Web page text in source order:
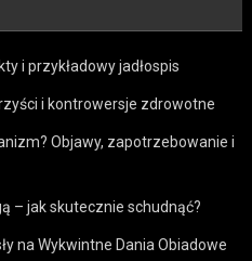
i przykładowy jadłospis
i kontrowersje zdrowotne
Objawy, zapotrzebowanie i
– jak skutecznie schudnąć?
na Wykwintne Dania Obiadowe